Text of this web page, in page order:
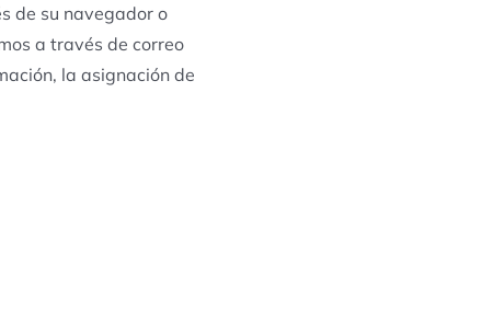
de su navegador o
a través de correo
la asignación de